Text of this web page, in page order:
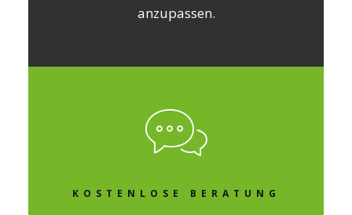
anzupassen.
KOSTENLOSE BERATUNG